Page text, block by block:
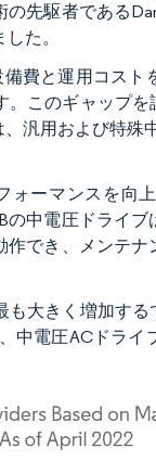
先駆者である
た。
費と運用コス
このギャップ
汎用および特
ーマンスを向
中電圧ドライ
でき、メンテ
大きく増加す
中電圧ACドラ